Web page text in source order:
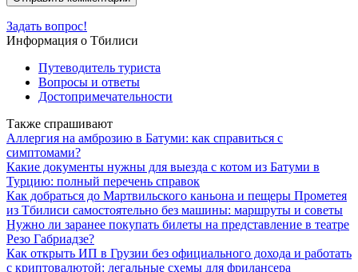
Задать вопрос!
Информация о Тбилиси
Путеводитель туриста
Вопросы и ответы
Достопримечательности
Также спрашивают
Аллергия на амброзию в Батуми: как справиться с
симптомами?
Какие документы нужны для выезда с котом из Батуми в
Турцию: полный перечень справок
Как добраться до Мартвильского каньона и пещеры Прометея
из Тбилиси самостоятельно без машины: маршруты и советы
Нужно ли заранее покупать билеты на представление в театре
Резо Габриадзе?
Как открыть ИП в Грузии без официального дохода и работать
с криптовалютой: легальные схемы для фрилансера